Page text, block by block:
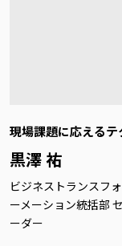
現場課題に応える
黒澤 祐
ビジネストランスフ
ーメーション統括部
ーダー